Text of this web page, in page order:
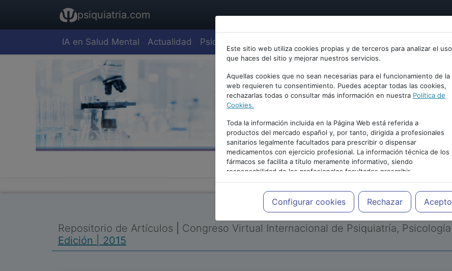
psiquiatria.com
IA en Salud Mental Actualidad Psiquiatría
Este sitio web utiliza cookies propias y de terceros para analizar el uso
que haces del sitio y mejorar nuestros servicios.
Aquellas cookies que no sean necesarias para el funcionamiento de la
web requieren tu consentimiento. Puedes aceptar todas las cookies,
rechazarlas todas o consultar más información en nuestra Política de
Cookies.
Toda la información incluida en la Página Web está referida a
productos del mercado español y, por tanto, dirigida a profesionales
sanitarios legalmente facultados para prescribir o dispensar
medicamentos con ejercicio profesional. La información técnica de los
fármacos se facilita a título meramente informativo, siendo
responsabilidad de los profesionales facultados prescribir
medicamentos y decidir, en cada caso concreto, el tratamiento más
adecuado a las necesidades del paciente.
Configurar cookies Rechazar Acepto
PUBLICIDAD
Repositorio de Artículos Congreso Virtual Internacional de Psiquiatría,
Edición | 2015